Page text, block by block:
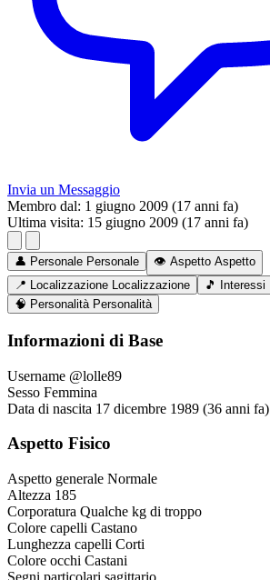
Invia un Messaggio
Membro dal: 1 giugno 2009 (17 anni fa)
Ultima visita: 15 giugno 2009 (17 anni fa)
👤 Personale Personale 👁️ Aspetto Aspetto
📍 Localizzazione Localizzazione 🎵 Interessi
🧠 Personalità Personalità
Informazioni di Base
Username @lolle89
Sesso Femmina
Data di nascita 17 dicembre 1989 (36 anni fa)
Aspetto Fisico
Aspetto generale Normale
Altezza 185
Corporatura Qualche kg di troppo
Colore capelli Castano
Lunghezza capelli Corti
Colore occhi Castani